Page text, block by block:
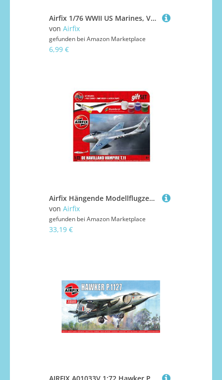
Airfix 1/76 WWII US Marines, Verschieden
von Airfix
gefunden bei Amazon Marketplace
6,99 €
Airfix Hängende Modellflugzeug-Kits - de Havilland Vampire T.11 Modellbau-Set, Maßstab 1:72, Modellflugzeug-Kit für Erwachsene & Kinder ab 8 Jahren, Flugzeugmodelle, Militärgeschenke für Männer zum
von Airfix
gefunden bei Amazon Marketplace
33,19 €